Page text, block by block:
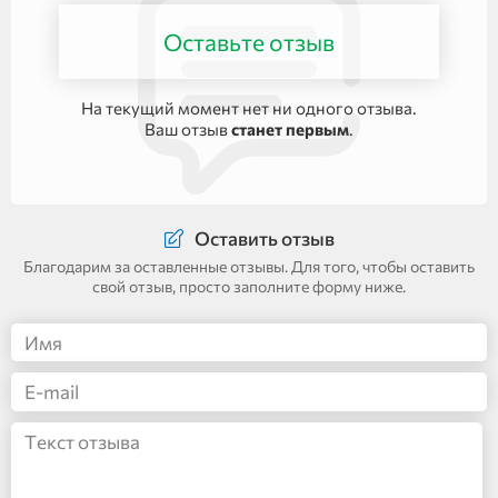
Оставьте отзыв
На текущий момент нет ни одного отзыва.
Ваш отзывстанет первым.
Оставить отзыв
Благодарим за оставленные отзывы. Для того, чтобы оставить
свой отзыв, просто заполните форму ниже.